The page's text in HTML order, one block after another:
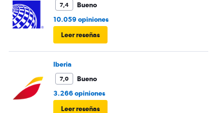
7,4
Bueno
10.059 opiniones
Leer reseñas
Iberia
7,0
Bueno
3.266 opiniones
Leer reseñas